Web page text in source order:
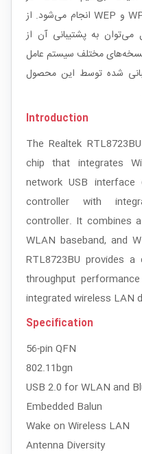
RTL8723BU توسط رمزنگاری WPA2 و WEP انجام می‌شود. از
به پشتیبانی آن از
مختلف سیستم عامل
شده توسط این محصول
Introduction
The Realtek
chip that integrates
network USB interface
controller with
controller. It combines
WLAN baseband, and
RTL8723BU provides
throughput
integrated wireless LAN
Specification
56-pin QFN
802.11bgn
USB 2.0 for WLAN and
Embedded Balun
Wake on Wireless LAN
Antenna Diversity